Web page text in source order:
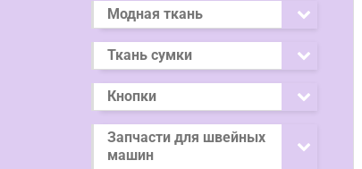
Модная ткань
Ткань сумки
Кнопки
Запчасти для швейных
машин